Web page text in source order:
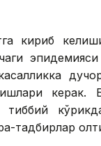
кириб
керак.
тадбирлар